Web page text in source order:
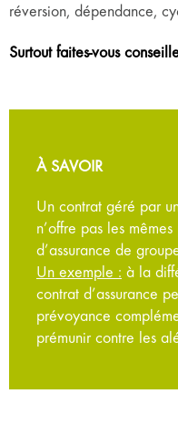
réversion, dépendance,
Surtout faites-vous
À SAVOIR
Un contrat géré par
n’offre pas les
d’assurance de
Un exemple : à la
contrat d’assurance
prévoyance
prémunir contre les